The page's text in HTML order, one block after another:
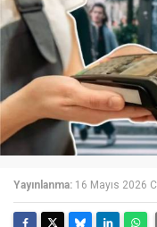
Yayınlanma: 16 Mayıs 2026